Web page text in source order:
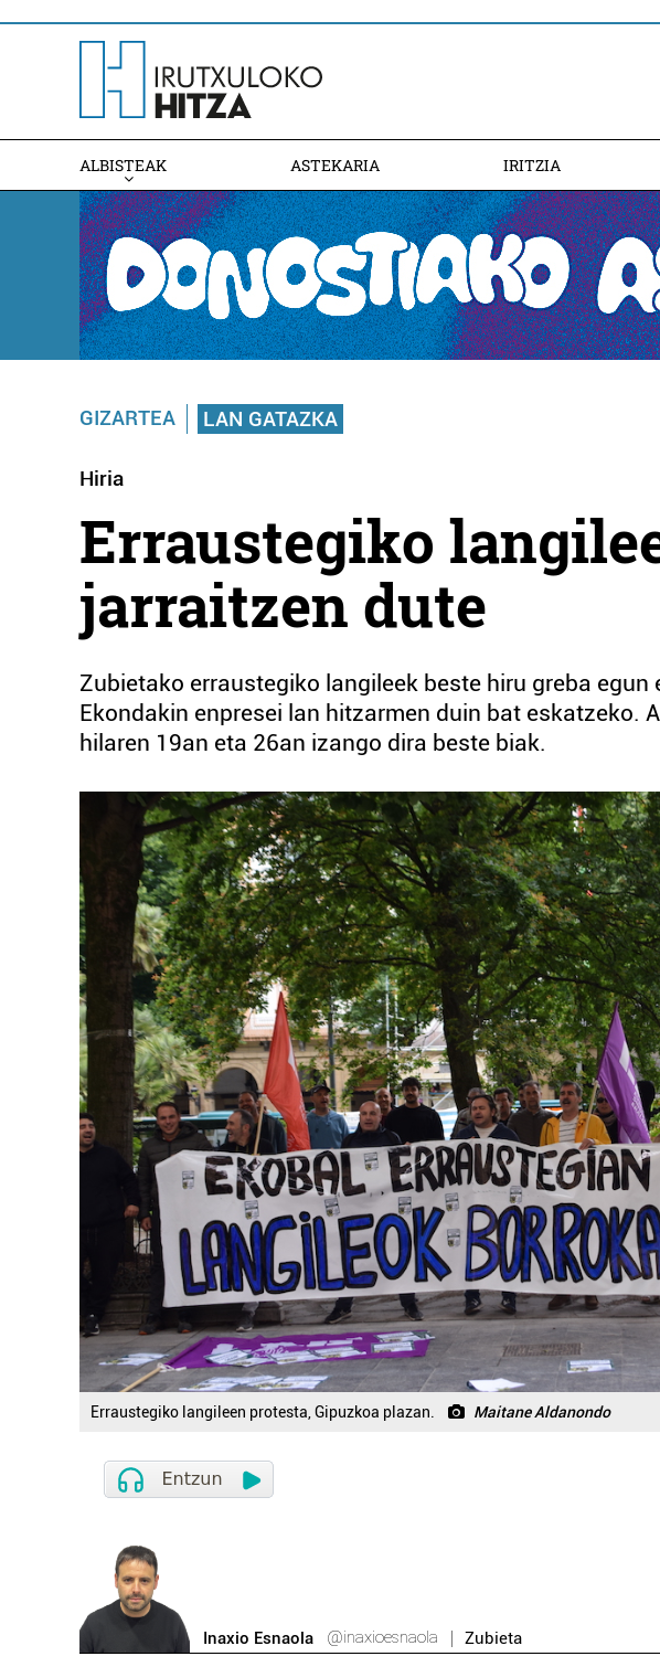
ALBISTEAK ASTEKARIA IRITZIA
GIZARTEA LAN GATAZKA
Hiria
Erraustegiko
jarraitzen dute
Zubietako erraustegiko langileek beste hiru greba
Ekondakin enpresei lan hitzarmen duin bat eskatzeko.
hilaren 19an eta 26an izango dira beste biak.
Erraustegiko langileen protesta, Gipuzkoa plazan. Maitane Aldanondo
Inaxio Esnaola @inaxioesnaola Zubieta